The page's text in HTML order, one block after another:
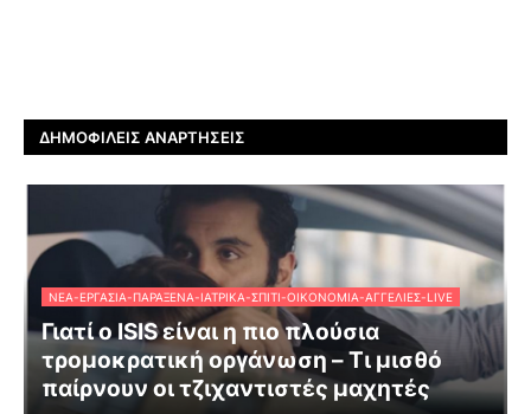
ΔΗΜΟΦΙΛΕΊΣ ΑΝΑΡΤΉΣΕΙΣ
ΝΈΑ-ΕΡΓΑΣΊΑ-ΠΑΡΆΞΕΝΑ-ΙΑΤΡΙΚΆ-ΣΠΊΤΙ-ΟΙΚΟΝΟΜΊΑ-ΑΓΓΕΛΊΕΣ-LIVE
Γιατί ο ISIS είναι η πιο πλούσια
τρομοκρατική οργάνωση – Τι μισθό
παίρνουν οι τζιχαντιστές μαχητές